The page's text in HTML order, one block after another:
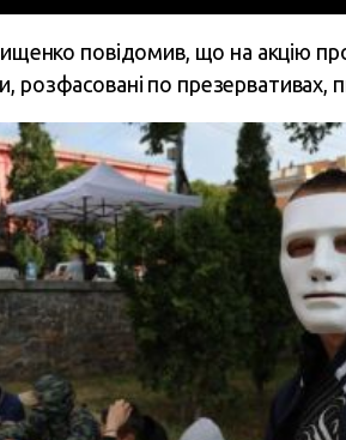
повідомив, що на акцію
розфасовані по презервативах,